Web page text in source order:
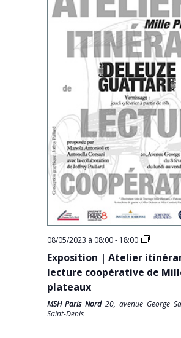
08/05/2023 à 08:00- 18:00
Exposition | Atelier
lecture coopérative de
plateaux
MSH Paris Nord20, avenue George
Saint-Denis